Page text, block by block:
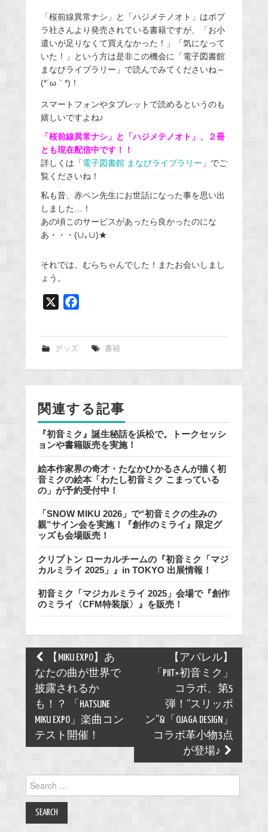
「桜前線異常ナシ」と「ハジメテノオト」はポプ
ラ社さんより発売されている書籍ですが、「お小
遣いが足りなくて買えなかった！」「気になって
いた！」という方は是非この機会に「電子図書館
まなびライブラリー」で読んでみてくださいね～
(*´ω｀*)！
スマートフォンやタブレットで読めるというのも
嬉しいですよね♪
「桜前線異常ナシ」と「ハジメテノオト」、２冊
とも現在配信中です！！
詳しくは「電子図書館 まなびライブラリー 」でご
覧くださいね！
私も昔、赤ペン先生にお世話になった事を思い出
しました…！
あの頃このサービスがあったら良かったのにな
あ・・・(∪｡∪)★
それでは、むらちゃんでした！またお会いしまし
ょう。
k
グッズ 書籍
関連する記事
『初音ミク』誕生秘話を浜松で。トークセッシ
ョンや書籍販売を実施！
絵本作家界の奇才・たなかひかるさんが描く初
音ミクの絵本「わたし初音ミク こまっている
の」が予約受付中！
「SNOW MIKU 2026」で“初音ミクの生みの
親”サイン会を実施！『創作のミライ』限定グ
ッズも会場販売！
クリプトン ローカルチームの『初音ミク「マジ
カルミライ 2025」』in TOKYO 出展情報！
初音ミク「マジカルミライ 2025」会場で『創作
のミライ〈CFM特装版〉』を販売！
Post
navigation
【MIKU EXPO】あ
なたの曲が世界で
披露されるか
も！？ 「HATSUNE
MIKU EXPO」楽曲コン
テスト開催！
【アパレル】
「PIIT×初音ミク」
コラボ、第5
弾！“スリッポ
ン”&「OJAGA DESIGN」
コラボ革小物3点
が登場♪
for: